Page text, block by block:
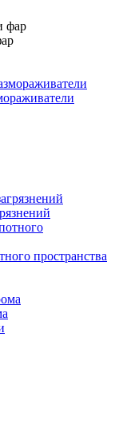
пространства